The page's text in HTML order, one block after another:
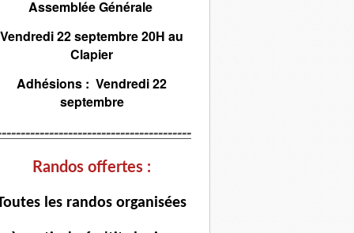
Assemblée Générale
Vendredi 22 septembre 20H au
Clapier
Adhésions : Vendredi 22
septembre
Randos offertes :
outes les randos organisées